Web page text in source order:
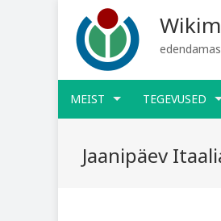
MEIST TEGEVUSED
Jaanipäev